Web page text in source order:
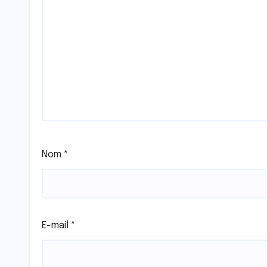
Nom *
E-mail *